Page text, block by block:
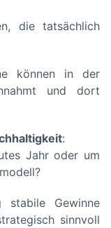
die tatsächlich
können in der
und dort
:
Jahr oder um
stabile Gewinne
sinnvoll